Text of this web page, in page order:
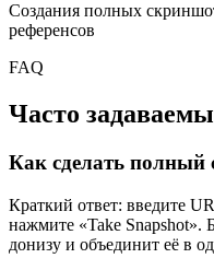
Создания полных
референсов
FAQ
Часто
Как сделать полный
Краткий ответ: введите
нажмите «Take Snapshot».
донизу и объединит её в